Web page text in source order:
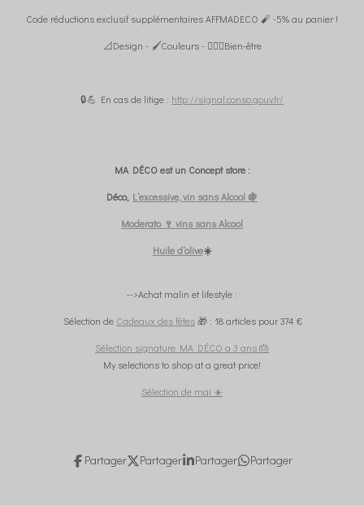
Code réductions exclusif supplémentaires AFFMADECO 🧨 -5% au panier !
📐Design - 🖌️Couleurs - 🧘🏼‍♀️Bien-être
🔒💪 En cas de litige : http://signal.conso.gouv.fr/
MA DÉCO est un Concept store :
Déco, L’excessive, vin sans Alcool 🍇
Moderato 🍷 vins sans Alcool
Huile d’olive☀️
-->Achat malin et lifestyle :
Sélection de Cadeaux des fêtes🎁 : 18 articles pour 374 €
Sélection signature MA DÉCO a 3 ans 🎂
My selections to shop at a great price!
Sélection de mai ☀️
Partager Partager Partager Partager